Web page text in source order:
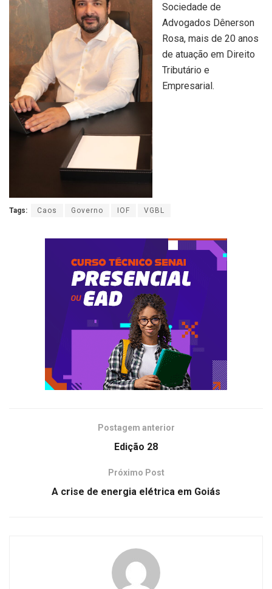
Sociedade de
Advogados Dênerson
Rosa, mais de 20 anos
de atuação em Direito
Tributário e
Empresarial.
Tags: Caos Governo IOF VGBL
Postagem anterior
Edição 28
Próximo Post
A crise de energia elétrica em Goiás